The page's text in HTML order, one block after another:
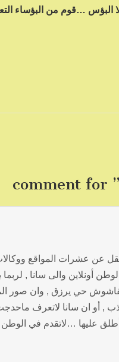
…قوم من البؤساء
” comment for
عن عشرات المواقع
أونلاين والى سانا , لربما
حي يرزق , وان صور
, أو ان سانا لاتعرف
عليها …لاتقدم في الوطن